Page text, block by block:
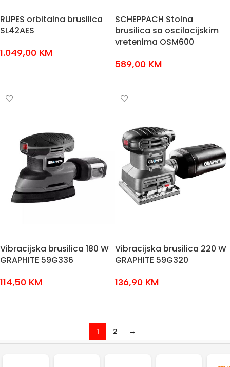
RUPES orbitalna brusilica
SL42AES
1.049,00 KM
SCHEPPACH Stolna
brusilica sa oscilacijskim
vretenima OSM600
589,00 KM
Vibracijska brusilica 180 W
GRAPHITE 59G336
114,50 KM
Vibracijska brusilica 220 W
GRAPHITE 59G320
136,90 KM
1 2 →